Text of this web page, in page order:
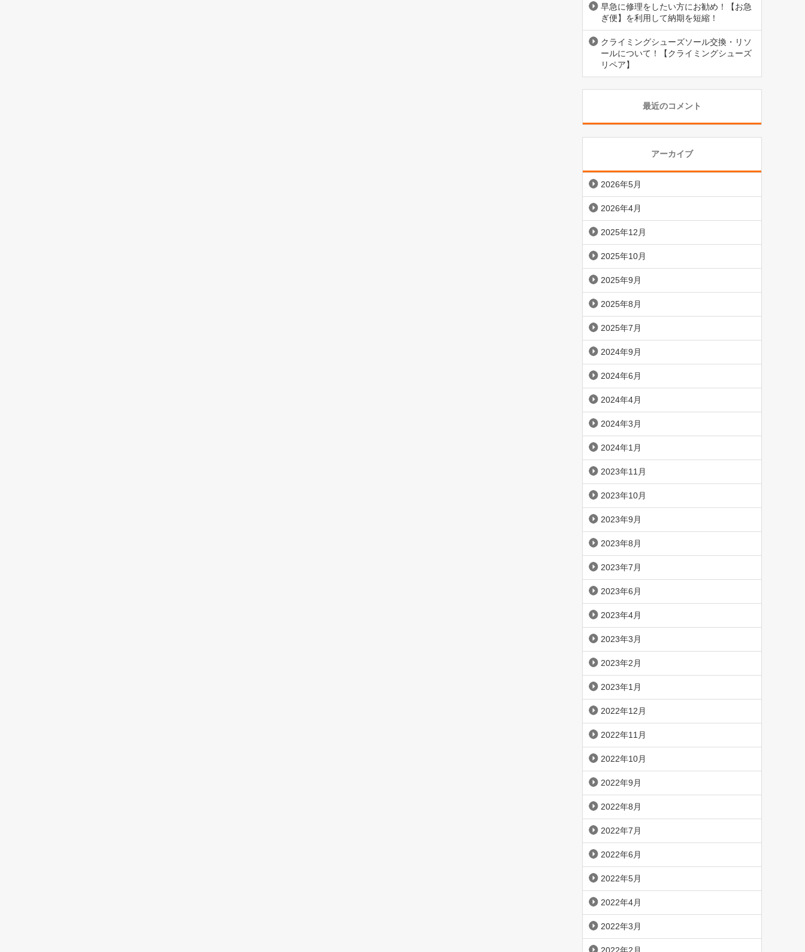
早急に修理をしたい方にお勧め！【お急
ぎ便】を利用して納期を短縮！
クライミングシューズソール交換・リソ
ールについて！【クライミングシューズ
リペア】
最近のコメント
アーカイブ
2026年5月
2026年4月
2025年12月
2025年10月
2025年9月
2025年8月
2025年7月
2024年9月
2024年6月
2024年4月
2024年3月
2024年1月
2023年11月
2023年10月
2023年9月
2023年8月
2023年7月
2023年6月
2023年4月
2023年3月
2023年2月
2023年1月
2022年12月
2022年11月
2022年10月
2022年9月
2022年8月
2022年7月
2022年6月
2022年5月
2022年4月
2022年3月